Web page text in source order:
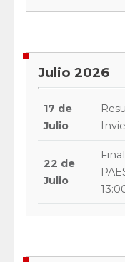
Julio 2026
17 de
Julio
22 de
Julio